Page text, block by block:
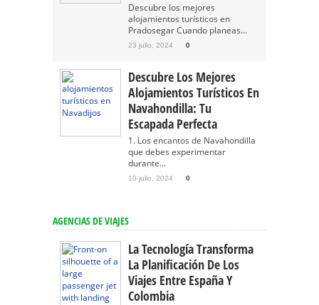
Descubre los mejores
alojamientos turísticos en
Pradosegar Cuando planeas...
23 julio, 2024 0
Descubre Los Mejores
Alojamientos Turísticos En
Navahondilla: Tu
Escapada Perfecta
1. Los encantos de Navahondilla
que debes experimentar
durante...
10 julio, 2024 0
AGENCIAS DE VIAJES
La Tecnología Transforma
La Planificación De Los
Viajes Entre España Y
Colombia